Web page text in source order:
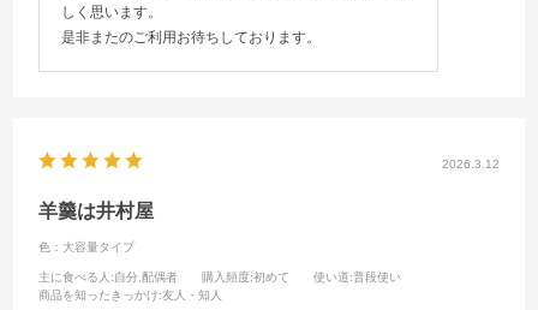
しく思います。
是非またのご利用お待ちしております。
2026.3.12
羊羹は井村屋
色：大容量タイプ
主に食べる人 :自分,配偶者 購入頻度:初めて 使い道:普段使い
商品を知ったきっかけ:友人・知人